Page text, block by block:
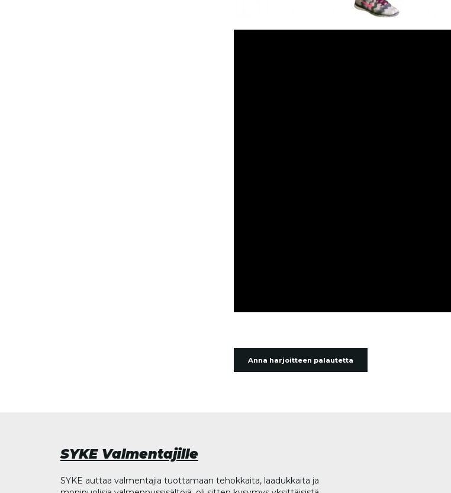
Anna harjoitteen palautetta
SYKE Valmentajille
SYKE auttaa valmentajia tuottamaan tehokkaita, laadukkaita ja